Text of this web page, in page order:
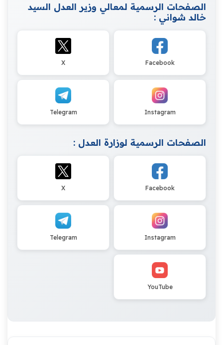
الصفحات الرسمية لمعالي وزير العدل السيد
خالد شواني :
Facebook
X
Instagram
Telegram
الصفحات الرسمية لوزارة العدل :
Facebook
X
Instagram
Telegram
YouTube